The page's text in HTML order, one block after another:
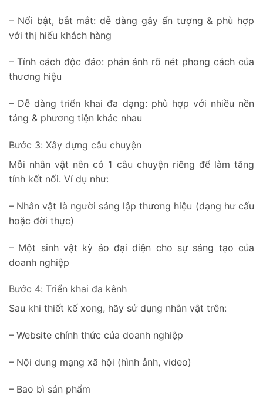
– Nổi bật, bắt mắt: dễ dàng gây ấn tượng & phù hợp
với thị hiếu khách hàng
– Tính cách độc đáo: phản ánh rõ nét phong cách của
thương hiệu
– Dễ dàng triển khai đa dạng: phù hợp với nhiều nền
tảng & phương tiện khác nhau
Bước 3: Xây dựng câu chuyện
Mỗi nhân vật nên có 1 câu chuyện riêng để làm tăng
tính kết nối. Ví dụ như:
– Nhân vật là người sáng lập thương hiệu (dạng hư cấu
hoặc đời thực)
– Một sinh vật kỳ ảo đại diện cho sự sáng tạo của
doanh nghiệp
Bước 4: Triển khai đa kênh
Sau khi thiết kế xong, hãy sử dụng nhân vật trên:
– Website chính thức của doanh nghiệp
– Nội dung mạng xã hội (hình ảnh, video)
– Bao bì sản phẩm